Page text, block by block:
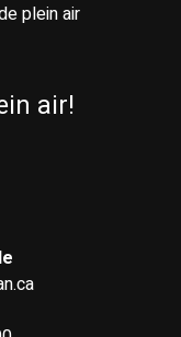
plein air
air!